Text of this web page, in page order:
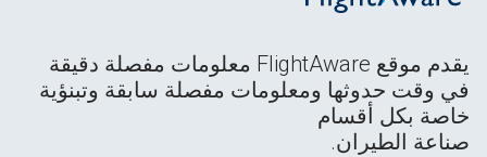
يقدم موقع FlightAware معلومات مفصلة دقيقة
في وقت حدوثها ومعلومات مفصلة سابقة وتبنؤية
خاصة بكل أقسام
صناعة الطيران.